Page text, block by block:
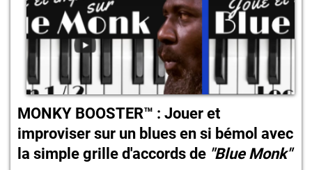
MONKY BOOSTER™ : Jouer et
improviser sur un blues en si bémol avec
la simple grille d'accords de "Blue Monk"